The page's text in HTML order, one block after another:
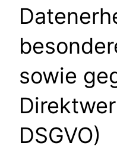
sowie
DSGVO)